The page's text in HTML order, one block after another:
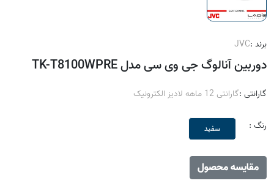
برند :JVC
دوربین آنالوگ جی وی سی مدل TK-T8100WPRE
گارانتی :گارانتی 12 ماهه لادیز الکترونیک
رنگ : سفید
مقایسه محصول